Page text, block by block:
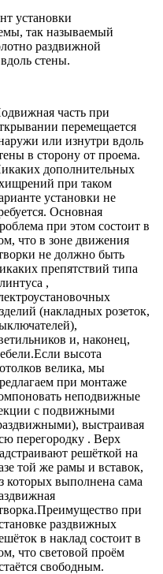
установки
так называемый
раздвижной
стены.
часть при
перемещается
или изнутри вдоль
в сторону от проема.
дополнительных
при таком
установки не
Основная
при этом состоит в
что в зоне движения
не должно быть
препятствий типа
,
(накладных розеток,
и, наконец,
высота
велика, мы
при монтаже
неподвижные
с подвижными
выстраивая
перегородку . Верх
решёткой на
той же рамы и вставок,
которых выполнена сама
при
раздвижных
в наклад состоит в
что световой проём
свободным.